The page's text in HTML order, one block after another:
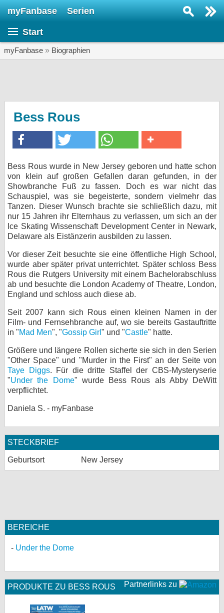
myFanbase Serien
Start
myFanbase » Biographien
Bess Rous
Bess Rous wurde in New Jersey geboren und hatte schon
von klein auf großen Gefallen daran gefunden, in der
Showbranche Fuß zu fassen. Doch es war nicht das
Schauspiel, was sie begeisterte, sondern vielmehr das
Tanzen. Dieser Wunsch brachte sie schließlich dazu, mit
nur 15 Jahren ihr Elternhaus zu verlassen, um sich an der
Ice Skating Wissenschaft Development Center in Newark,
Delaware als Eistänzerin ausbilden zu lassen.
Vor dieser Zeit besuchte sie eine öffentliche High School,
wurde aber später privat unterrichtet. Später schloss Bess
Rous die Rutgers University mit einem Bachelorabschluss
ab und besuchte die London Academy of Theatre, London,
England und schloss auch diese ab.
Seit 2007 kann sich Rous einen kleinen Namen in der
Film- und Fernsehbranche auf, wo sie bereits Gastauftritte
in "Mad Men", "Gossip Girl " und "Castle" hatte.
Größere und längere Rollen sicherte sie sich in den Serien
"Other Space" und "Murder in the First" an der Seite von
Taye Diggs. Für die dritte Staffel der CBS-Mysteryserie
"Under the Dome" wurde Bess Rous als Abby DeWitt
verpflichtet.
Daniela S. - myFanbase
STECKBRIEF
Geburtsort New Jersey
BEREICHE
Under the Dome
Partnerlinks zu
PRODUKTE ZU BESS ROUS
Veranstaltungen
KULTUR
Specials
SERVICE
Gewinnspiele
Forum
bei X
bei Facebook
Kontakt
Nutzungsbedingungen
Datenschutz
Cookie-Einstellungen
Impressum